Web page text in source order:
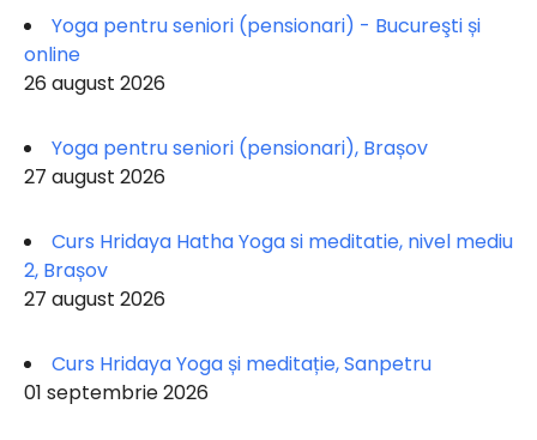
Yoga pentru seniori (pensionari) - Bucureşti și
online
26 august 2026
Yoga pentru seniori (pensionari), Brașov
27 august 2026
Curs Hridaya Hatha Yoga si meditatie, nivel mediu
2, Brașov
27 august 2026
Curs Hridaya Yoga și meditație, Sanpetru
01 septembrie 2026